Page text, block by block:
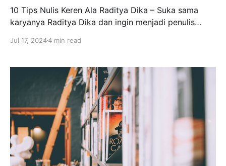
10 Tips Nulis Keren Ala Raditya Dika – Suka sama
karyanya Raditya Dika dan ingin menjadi penulis
berikut ini. Profil Raditya Dika Nama lengkapnya
Penulis yang satu ini lahir pada 28 Desember 1984.
Sebelum dikenal sebagai komedian, sutradara,
Jul 17, 20244 min read